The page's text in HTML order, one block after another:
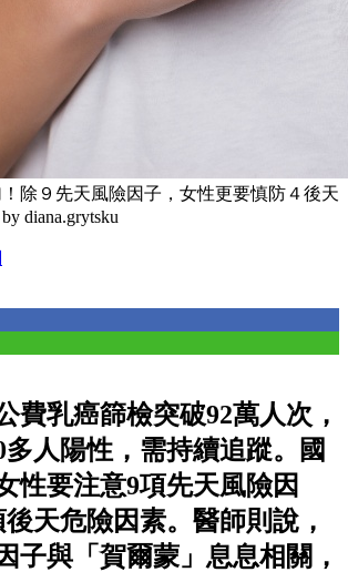
除９先天風險因子，女性更要慎防４後天
diana.grytsku
費乳癌篩檢突破92萬人次，
多人陽性，需持續追蹤。國
性要注意9項先天風險因
天危險因素。醫師則說，
子與「賀爾蒙」息息相關，